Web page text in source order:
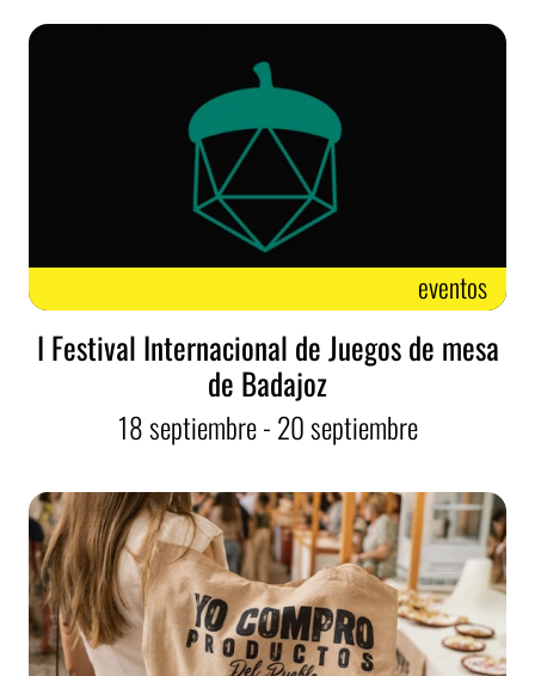
eventos
I Festival Internacional de Juegos de mesa
de Badajoz
18septiembre- 20septiembre